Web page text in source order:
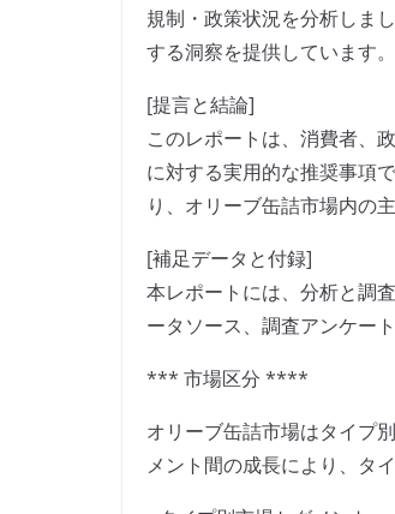
規制・政策状況を分析しま
する洞察を提供しています。
[提言と結論]
このレポートは、消費者、
に対する実用的な推奨事項
り、オリーブ缶詰市場内の
[補足データと付録]
本レポートには、分析と調
ータソース、調査アンケー
*** 市場区分 ****
オリーブ缶詰市場はタイプ
メント間の成長により、タ